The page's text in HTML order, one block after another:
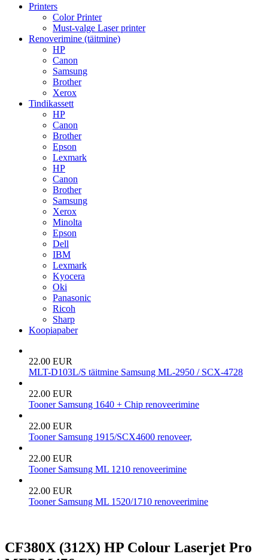
Printers
Color Printer
Must-valge Laser printer
Renoverimine (täitmine)
HP
Canon
Samsung
Brother
Xerox
Tindikassett
HP
Canon
Brother
Epson
Lexmark
HP
Canon
Brother
Samsung
Xerox
Minolta
Epson
Dell
IBM
Lexmark
Kyocera
Oki
Panasonic
Ricoh
Sharp
Koopiapaber
22.00 EUR
MLT-D103L/S täitmine Samsung ML-2950 / SCX-4728
22.00 EUR
Tooner Samsung 1640 + Chip renoveerimine
22.00 EUR
Tooner Samsung 1915/SCX4600 renoveer,
22.00 EUR
Tooner Samsung ML 1210 renoveerimine
22.00 EUR
Tooner Samsung ML 1520/1710 renoveerimine
CF380X (312X) HP Colour Laserjet Pro